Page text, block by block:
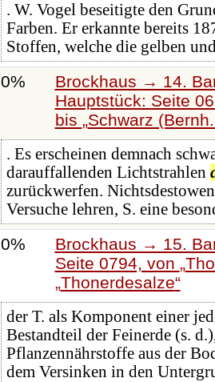
. W. Vogel beseitigte den
Farben. Er erkannte bereits
Stoffen, welche die gelben
0%
Brockhaus → 14.
Hauptstück: Seite
bis Schwarz
. Es erscheinen demnach
darauffallenden Lichtstrahlen
zurückwerfen.
Versuche lehren, S. eine
0%
Brockhaus → 15.
Seite 0794, von
Thonerdesalze
der T. als Komponent einer
Bestandteil der Feinerde (s.
Pflanzennährstoffe aus der
dem Versinken in den